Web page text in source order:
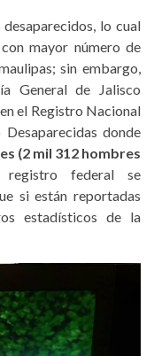
desaparecidos, lo cual
mayor número de
sin embargo,
General de Jalisco
el Registro Nacional
donde
(2 mil 312 hombres
federal se
si están reportadas
estadísticos de la